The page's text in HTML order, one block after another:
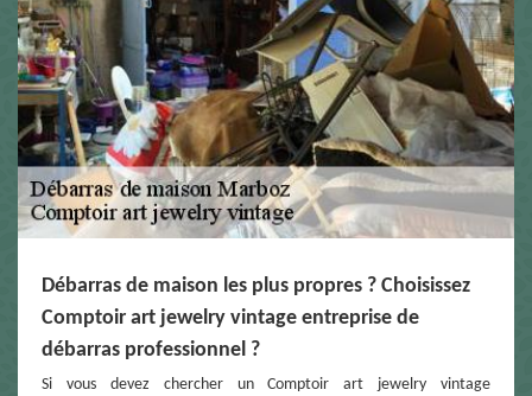
Débarras de maison les plus propres ? Choisissez
Comptoir art jewelry vintage entreprise de
débarras professionnel ?
Si vous devez chercher un Comptoir art jewelry vintage